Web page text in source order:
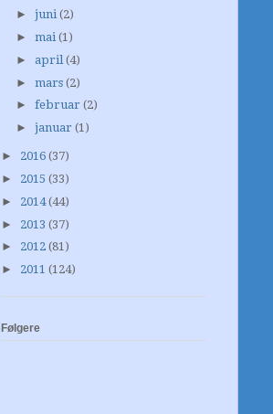
► juni(2)
► mai(1)
► april (4)
► mars (2)
► februar (2)
► januar (1)
► 2016 (37)
► 2015 (33)
► 2014(44)
► 2013 (37)
► 2012 (81)
► 2011 (124)
Følgere